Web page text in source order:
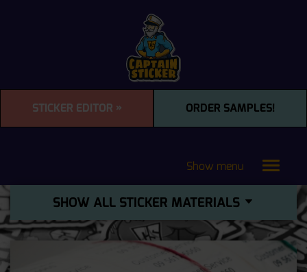
STICKER EDITOR » ORDER SAMPLES!
Toggle
Show menu
SHOW ALL STICKER MATERIALS